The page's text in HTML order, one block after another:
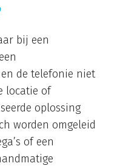
bij een
de telefonie niet
locatie of
oplossing
worden omgeleid
of een